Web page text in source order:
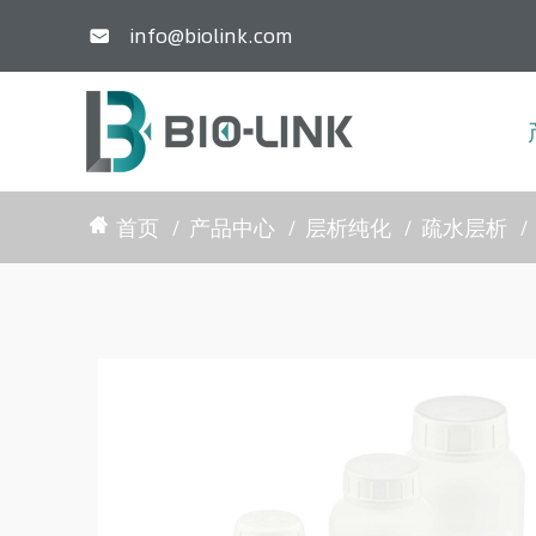
 info@biolink.com
首页 产品中心 层析纯化 疏水层析